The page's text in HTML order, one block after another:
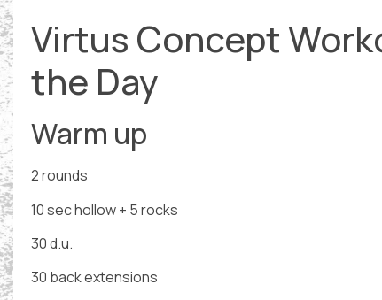
Virtus Concept
the Day
Warm up
2 rounds
10 sec hollow + 5 rocks
30 d.u.
30 back extensions